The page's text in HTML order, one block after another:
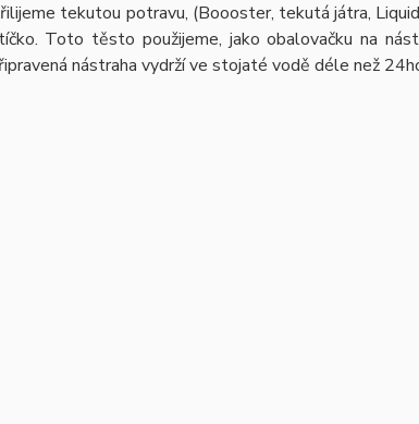
tekutou potravu, (Boooster, tekutá játra,
Toto těsto použijeme, jako obalovačku na
nástraha vydrží ve stojaté vodě déle než